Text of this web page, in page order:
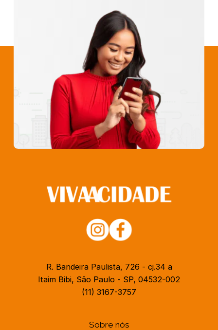
R. Bandeira Paulista, 726 - cj.34 a
Itaim Bibi, São Paulo - SP, 04532-002
(11) 3167-3757
Sobre nós